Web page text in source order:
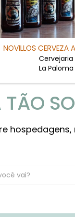
NOVILLOS CERVEZA
Cervejaria
La Paloma
vai?